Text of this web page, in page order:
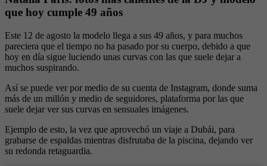
que hoy cumple 49 años
Este 12 de agosto la modelo llega a sus 49 años, y para muchos
pareciera que el tiempo no ha pasado por su cuerpo, debido a que
hoy en día sigue luciendo unas curvas con las que suele dejar a
muchos suspirando.
Así se puede ver por medio de su cuenta de Instagram, donde suma
más de un millón y medio de seguidores, plataforma por las que
suele dejar ver sus curvas en sensuales imágenes.
Ejemplo de esto, la vez que aprovechó un viaje a Dubái, para
grabarse de espaldas mientras disfrutaba de la piscina, dejando ver
su redonda retaguardia.